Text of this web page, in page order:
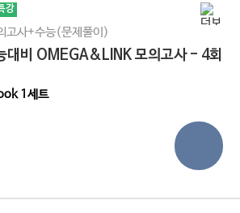
강
고사+수능(문제풀이)
대비 OMEGA&LINK 모의고사 - 4회
1세트